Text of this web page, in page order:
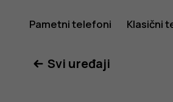
Nokia
Pametni telefoni Klasični
Svi uređaji